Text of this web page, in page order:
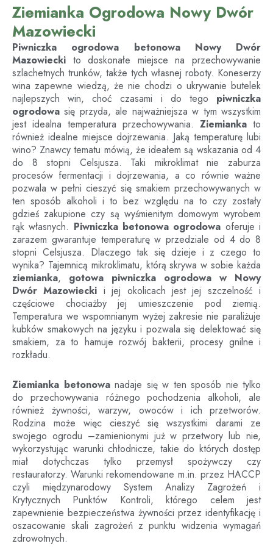
Ziemianka Ogrodowa Nowy Dwór
Mazowiecki
Piwniczka ogrodowa betonowa
Nowy Dwór
Mazowiecki to doskonałe miejsce na przechowywanie
szlachetnych trunków, także tych własnej roboty. Koneserzy
wina zapewne wiedzą, że nie chodzi o ukrywanie butelek
najlepszych win, choć czasami i do tego piwniczka
ogrodowa się przyda, ale najważniejsza w tym wszystkim
jest idealna temperatura przechowywania. Ziemianka to
również idealne miejsce dojrzewania. Jaką temperaturę lubi
wino? Znawcy tematu mówią, że ideałem są wskazania od 4
do 8 stopni Celsjusza. Taki mikroklimat nie zaburza
procesów fermentacji i dojrzewania, a co równie ważne
pozwala w pełni cieszyć się smakiem przechowywanych w
ten sposób alkoholi i to bez względu na to czy zostały
gdzieś zakupione czy są wyśmienitym domowym wyrobem
rąk własnych. Piwniczka betonowa ogrodowa oferuje i
zarazem gwarantuje temperaturę w przedziale od 4 do 8
stopni Celsjusza. Dlaczego tak się dzieje i z czego to
wynika? Tajemnicą mikroklimatu, którą skrywa w sobie każda
ziemianka, gotowa piwniczka ogrodowa w Nowy
Dwór Mazowiecki i jej okolicach jest jej szczelność i
częściowe chociażby jej umieszczenie pod ziemią.
Temperatura we wspomnianym wyżej zakresie nie paraliżuje
kubków smakowych na języku i pozwala się delektować się
smakiem, za to hamuje rozwój bakterii, procesy gnilne i
rozkładu.
Ziemianka betonowanadaje się w ten sposób nie tylko
do przechowywania różnego pochodzenia alkoholi, ale
również żywności, warzyw, owoców i ich przetworów.
Rodzina może więc cieszyć się wszystkimi darami ze
swojego ogrodu –zamienionymi już w przetwory lub nie,
wykorzystując warunki chłodnicze, takie do których dostęp
miał dotychczas tylko przemysł spożywczy czy
restauratorzy. Warunki rekomendowane m.in. przez HACCP
czyli międzynarodowy System Analizy Zagrożeń i
Krytycznych Punktów Kontroli, którego celem jest
zapewnienie bezpieczeństwa żywności przez identyfikację i
oszacowanie skali zagrożeń z punktu widzenia wymagań
zdrowotnych.